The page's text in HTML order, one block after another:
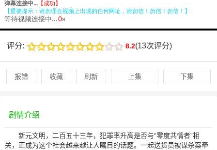
评分: 8.2(13次评分)
报错 收藏 刷新 上集 下集
剧情介绍
新元文明，二百五十三年，犯罪率升高是否与“零度共情者”相
关，正成为这个社会越来越让人瞩目的话题。一起送货员被谋杀案牵